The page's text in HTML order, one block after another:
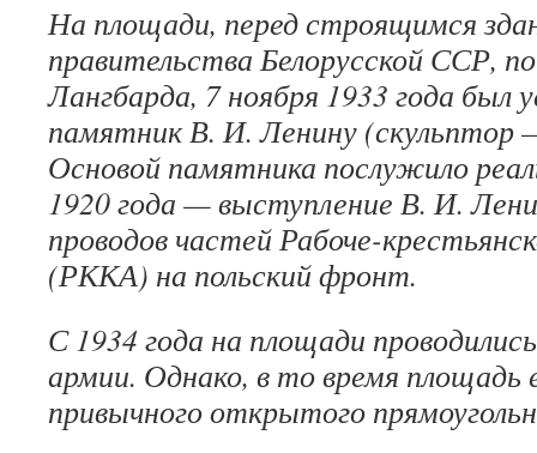
На площади, перед строящимся
правительства Белорусской ССР,
Лангбарда, 7 ноября 1933 года был
памятник В. И. Ленину
Основой памятника послужило
1920 года — выступление В. И.
проводов частей Рабоче-
(РККА) на польский фронт.
С 1934 года на площади
армии. Однако, в то время площадь
привычного открытого